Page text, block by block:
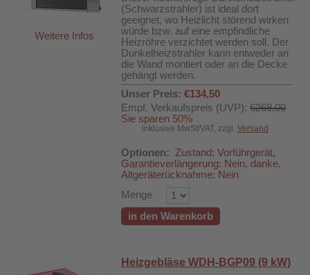
Weitere Infos
(Schwarzstrahler) ist ideal dort
geeignet, wo Heizlicht störend wirken
würde bzw. auf eine empfindliche
Heizröhre verzichtet werden soll. Der
Dunkelheizstrahler kann entweder an
die Wand montiert oder an die Decke
gehängt werden.
Unser Preis: €134,50
Empf. Verkaufspreis (UVP): €269,00
Sie sparen 50%
inklusive MwSt/VAT, zzgl. Versand
Optionen:
Zustand: Vorführgerät,
Garantieverlängerung: Nein, danke,
Altgeräterücknahme: Nein
Menge
in den Warenkorb
Heizgebläse WDH-BGP09 (9 kW)